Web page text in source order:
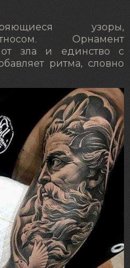
узоры,
Орнамент
от зла и единство с
ритма, словно